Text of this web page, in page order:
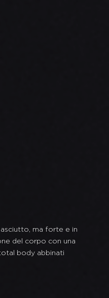
ma forte e in
del corpo con una
body abbinati